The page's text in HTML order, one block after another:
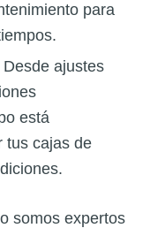
para
Desde ajustes
está
tus cajas de
somos expertos